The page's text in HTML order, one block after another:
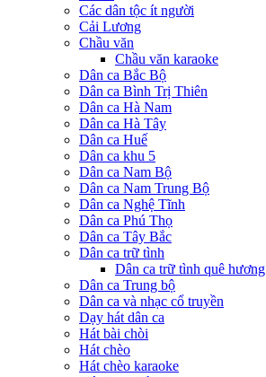
Các dân tộc ít người
Cải Lương
Chầu văn
Chầu văn karaoke
Dân ca Bắc Bộ
Dân ca Bình Trị Thiên
Dân ca Hà Nam
Dân ca Hà Tây
Dân ca Huế
Dân ca khu 5
Dân ca Nam Bộ
Dân ca Nam Trung Bộ
Dân ca Nghệ Tĩnh
Dân ca Phú Thọ
Dân ca Tây Bắc
Dân ca trữ tình
Dân ca trữ tình quê hương
Dân ca Trung bộ
Dân ca và nhạc cổ truyền
Dạy hát dân ca
Hát bài chòi
Hát chèo
Hát chèo karaoke